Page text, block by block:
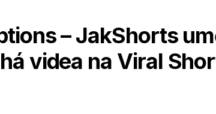
– JakShorts
videa na Viral